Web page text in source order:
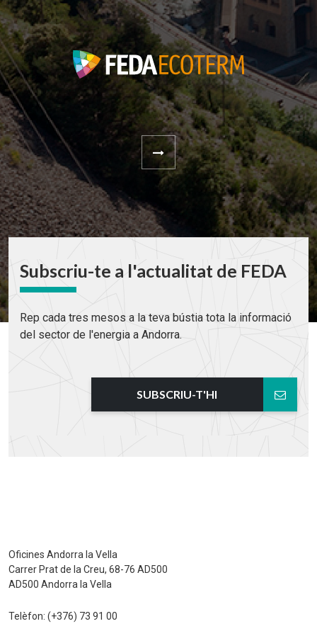
Subscriu-te a l'actualitat de FEDA
Rep cada tres mesos a la teva bústia tota la informació
del sector de l'energia a Andorra.
SUBSCRIU-T'HI
Oficines Andorra la Vella
Carrer Prat de la Creu, 68-76 AD500
AD500 Andorra la Vella
Telèfon: (+376) 73 91 00